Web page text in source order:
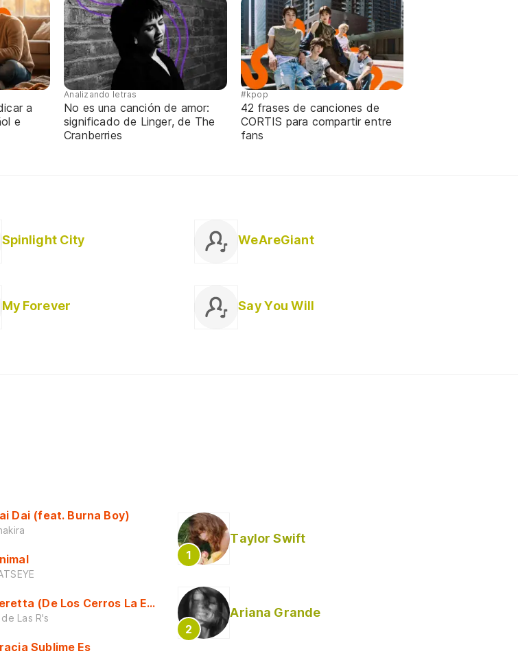
a
e
Analizando letras
No es una canción de amor:
significado de Linger, de The
Cranberries
#kpop
42 frases de canciones de
CORTIS para compartir entre
fans
Spinlight City WeAreGiant
My Forever Say You Will
Dai (feat. Burna Boy)
(De Los Cerros La Escuela)
de Las R's
Sublime Es
Taylor Swift
Ariana Grande